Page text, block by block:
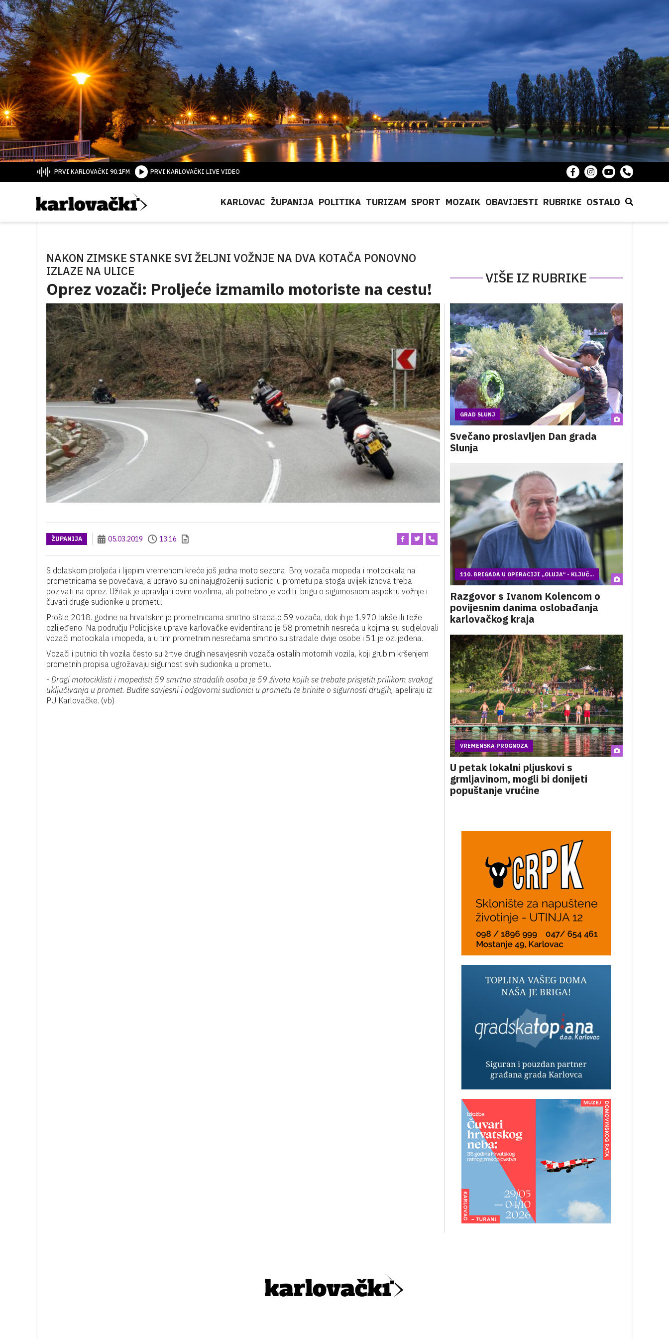
PRVI KARLOVAČKI 90.1FM PRVI KARLOVAČKI LIVE VIDEO
KARLOVAC ŽUPANIJA POLITIKA TURIZAM SPORT MOZAIK OBAVIJESTI RUBRIKE OSTALO
NAKON ZIMSKE STANKE SVI ŽELJNI VOŽNJE NA DVA KOTAČA PONOVNO
IZLAZE NA ULICE
Oprez vozači: Proljeće izmamilo motoriste na cestu!
VIŠE IZ RUBRIKE
ŽUPANIJA 05.03.2019 13:16
S dolaskom proljeća i lijepim vremenom kreće još jedna moto sezona. Broj vozača mopeda i motocikala na
prometnicama se povećava, a upravo su oni najugroženiji sudionici u prometu pa stoga uvijek iznova treba
pozivati na oprez. Užitak je upravljati ovim vozilima, ali potrebno je voditi brigu o sigurnosnom aspektu vožnje i
čuvati druge sudionike u prometu.
Prošle 2018. godine na hrvatskim je prometnicama smrtno stradalo 59 vozača, dok ih je 1.970 lakše ili teže
ozlijeđeno. Na području Policijske uprave karlovačke evidentirano je 58 prometnih nesreća u kojima su sudjelovali
vozači motocikala i mopeda, a u tim prometnim nesrećama smrtno su stradale dvije osobe i 51 je ozlijeđena.
Vozači i putnici tih vozila često su žrtve drugih nesavjesnih vozača ostalih motornih vozila, koji grubim kršenjem
prometnih propisa ugrožavaju sigurnost svih sudionika u prometu.
- Dragi motociklisti i mopedisti 59 smrtno stradalih osoba je 59 života kojih se trebate prisjetiti prilikom svakog
uključivanja u promet. Budite savjesni i odgovorni sudionici u prometu te brinite o sigurnosti drugih, apeliraju iz
PU Karlovačke. (vb)
GRAD SLUNJ
Svečano proslavljen Dan grada
Slunja
110. BRIGADA U OPERACIJI „OLUJA“ - KLJUČ...
Razgovor s Ivanom Kolencom o
povijesnim danima oslobađanja
karlovačkog kraja
VREMENSKA PROGNOZA
U petak lokalni pljuskovi s
grmljavinom, mogli bi donijeti
popuštanje vrućine